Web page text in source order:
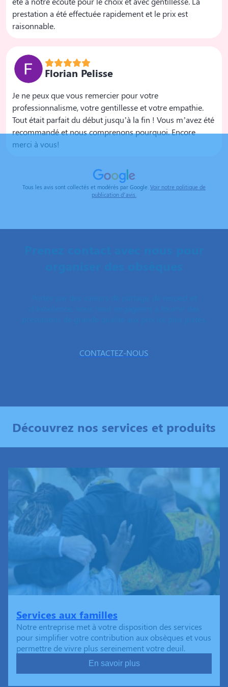
prestation a été effectuée rapidement et le prix est
raisonnable.
Florian Pelisse
Je ne peux que vous remercier pour votre
professionnalisme, votre gentillesse et votre empathie.
Tout était parfait du début jusqu’à la fin ! Vous m’avez été
recommandé et nous comprenons pourquoi. Encore
merci à vous!
Tous les avis sont collectés et modérés par Google. Voir notre politique de
publication d’avis.
CONTACTEZ-NOUS
Découvrez nos services et produits
Services aux familles
Notre entreprise met à votre disposition des services
pour simplifier votre contribution aux obsèques et vous
permettre de vivre plus sereinement votre deuil.
En savoir plus